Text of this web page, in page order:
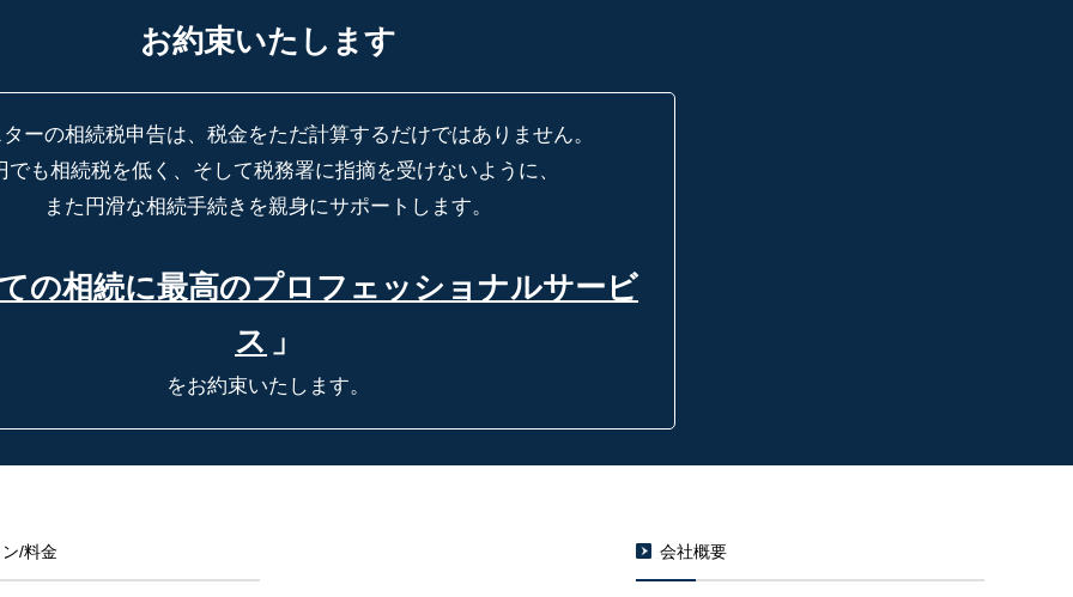
お約束いたします
ーの相続税申告は、税金をただ計算するだけではありません。
でも相続税を低く、そして税務署に指摘を受けないように、
また円滑な相続手続きを親身にサポートします。
の相続に最高のプロフェッショナルサービ
ス 」
をお約束いたします。
/料金 会社概要